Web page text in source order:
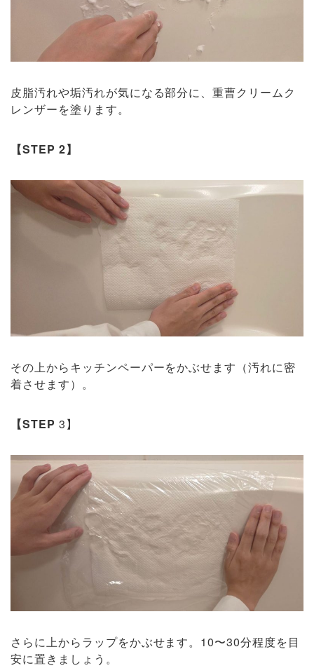
皮脂汚れや垢汚れが気になる部分に、重曹クリームク
レンザーを塗ります。
【STEP 2】
その上からキッチンペーパーをかぶせます（汚れに密
着させます）。
【STEP 3】
さらに上からラップをかぶせます。10〜30分程度を目
安に置きましょう。